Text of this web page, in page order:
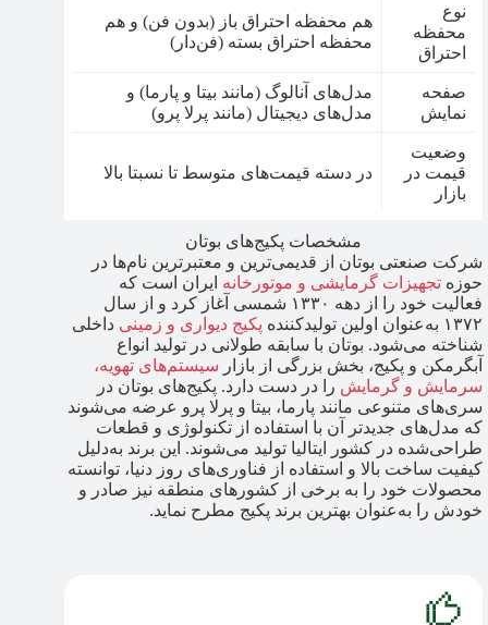
نوع
محفظه
احتراق
هم محفظه احتراق باز (بدون فن) و هم
محفظه احتراق بسته (فن‌دار)
صفحه
نمایش
مدل‌های آنالوگ (مانند بیتا و پارما) و
مدل‌های دیجیتال (مانند پرلا پرو)
وضعیت
قیمت در
بازار
در دسته قیمت‌های متوسط تا نسبتا بالا
مشخصات پکیج‌های بوتان
شرکت صنعتی بوتان از قدیمی‌ترین و معتبرترین نام‌ها در
حوزه تجهیزات گرمایشی و موتورخانه ایران است که
فعالیت خود را از دهه ۱۳۳۰ شمسی آغاز کرد و از سال
۱۳۷۲ به‌عنوان اولین تولیدکننده
پکیج دیواری و زمینی داخلی
شناخته می‌شود. بوتان با سابقه طولانی در تولید انواع
آبگرمکن و پکیج، بخش بزرگی از بازار سیستم‌های تهویه،
سرمایش و گرمایش را در دست دارد. پکیج‌های بوتان در
سری‌های متنوعی مانند پارما، بیتا و پرلا پرو عرضه می‌شوند
که مدل‌های جدیدتر آن با استفاده از تکنولوژی و قطعات
طراحی‌شده در کشور ایتالیا تولید می‌شوند. این برند به‌دلیل
کیفیت ساخت بالا و استفاده از فناوری‌های روز دنیا، توانسته
محصولات خود را به برخی از کشورهای منطقه نیز صادر و
خودش را به‌عنوان بهترین برند پکیج مطرح نماید.